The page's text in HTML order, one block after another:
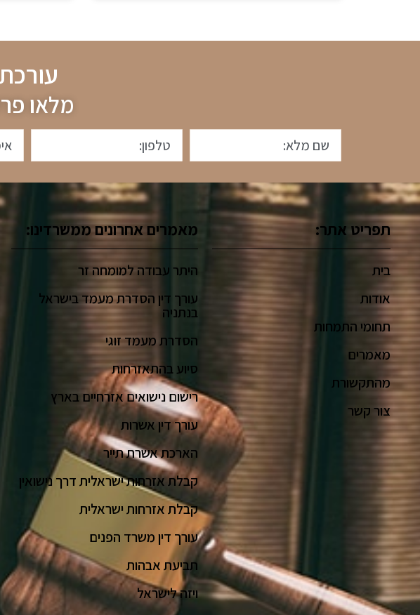
מלאו
תפריט אתר:
בית
אודות
תחומי התמחות
מאמרים
מהתקשורת
צור קשר
מאמרים אחרונים ממשרדינו:
היתר עבודה למומחה זר
עורך דין הסדרת מעמד בישראל
בנתניה
הסדרת מעמד זוגי
סיוע בהתאזרחות
רישום נישואים אזרחיים בארץ
עורך דין אשרות
הארכת אשרת תייר
קבלת אזרחות ישראלית דרך נישואין
קבלת אזרחות ישראלית
עורך דין משרד הפנים
תביעת אבהות
ויזה לישראל